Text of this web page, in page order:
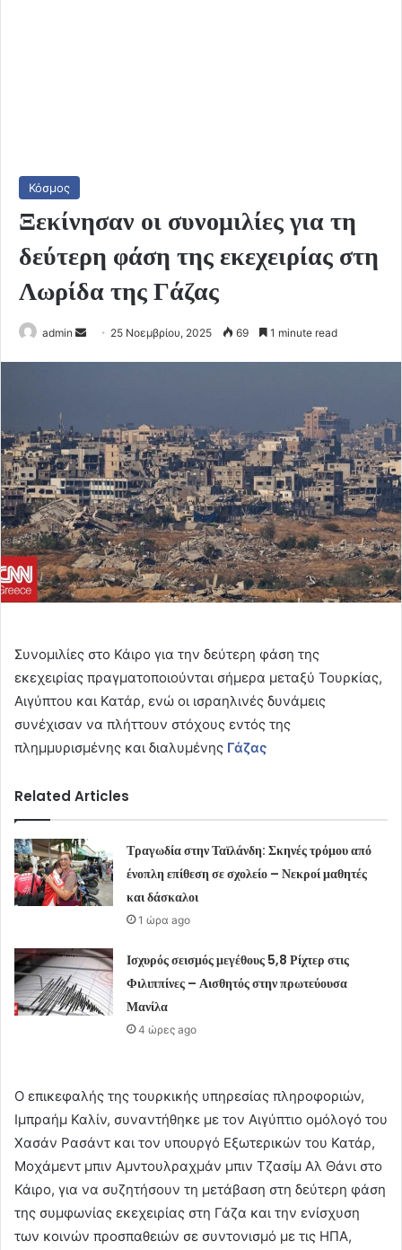
Κόσμος
Ξεκίνησαν οι συνομιλίες για τη
δεύτερη φάση της εκεχειρίας στη
Λωρίδα της Γάζας
admin
Send 25 Νοεμβρίου, 2025 69 1 minute read
Συνομιλίες στο Κάιρο για την δεύτερη φάση της
εκεχειρίας πραγματοποιούνται σήμερα μεταξύ Τουρκίας,
Αιγύπτου και Κατάρ, ενώ οι ισραηλινές δυνάμεις
συνέχισαν να πλήττουν στόχους εντός της
πλημμυρισμένης και διαλυμένης Γάζας
Related Articles
Τραγωδία στην Ταϊλάνδη: Σκηνές τρόμου από
ένοπλη επίθεση σε σχολείο – Νεκροί μαθητές
και δάσκαλοι
1 ώρα ago
Ισχυρός σεισμός μεγέθους 5,8 Ρίχτερ στις
Φιλιππίνες – Αισθητός στην πρωτεύουσα
Μανίλα
4 ώρες ago
Ο επικεφαλής της τουρκικής υπηρεσίας πληροφοριών,
Ιμπραήμ Καλίν, συναντήθηκε με τον Αιγύπτιο ομόλογό του
Χασάν Ρασάντ και τον υπουργό Εξωτερικών του Κατάρ,
Μοχάμεντ μπιν Αμντουλραχμάν μπιν Τζασίμ Αλ Θάνι στο
Κάιρο, για να συζητήσουν τη μετάβαση στη δεύτερη φάση
της συμφωνίας εκεχειρίας στη Γάζα και την ενίσχυση
των κοινών προσπαθειών σε συντονισμό με τις ΗΠΑ,